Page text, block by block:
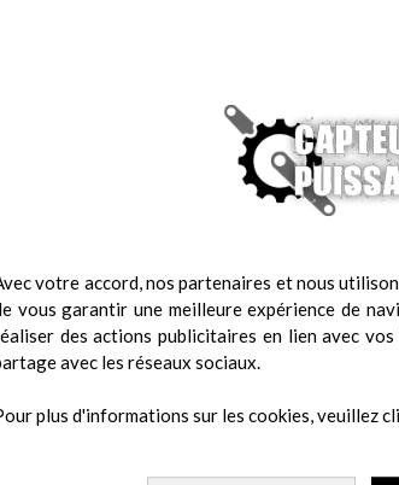
votre accord, nos partenaires et nous
vous garantir une meilleure expérience de
des actions publicitaires en lien avec
avec les réseaux sociaux.
plus d'informations sur les cookies, veuillez
et moins douloureuse
diminue les douleurs liées à l'appui et facilite la
la marche
caméras permettent l'observation et l'analyse
les protocoles de rééducation séance après